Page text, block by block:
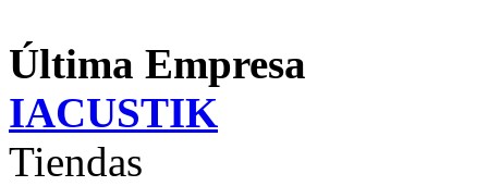
Última Empresa
IACUSTIK
Tiendas